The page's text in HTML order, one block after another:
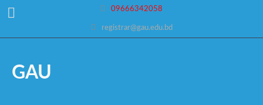
09666342058
registrar@gau.edu.bd
GAU